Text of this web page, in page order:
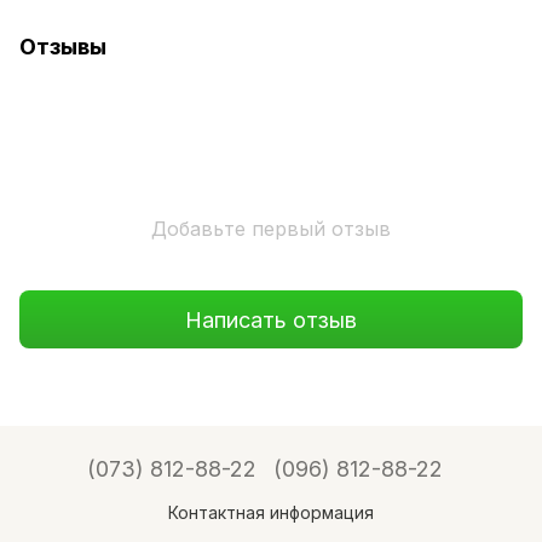
Отзывы
Добавьте первый отзыв
Написать отзыв
(073) 812-88-22 (096) 812-88-22
Контактная информация